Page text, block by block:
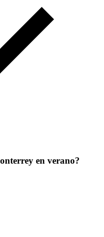
en verano?